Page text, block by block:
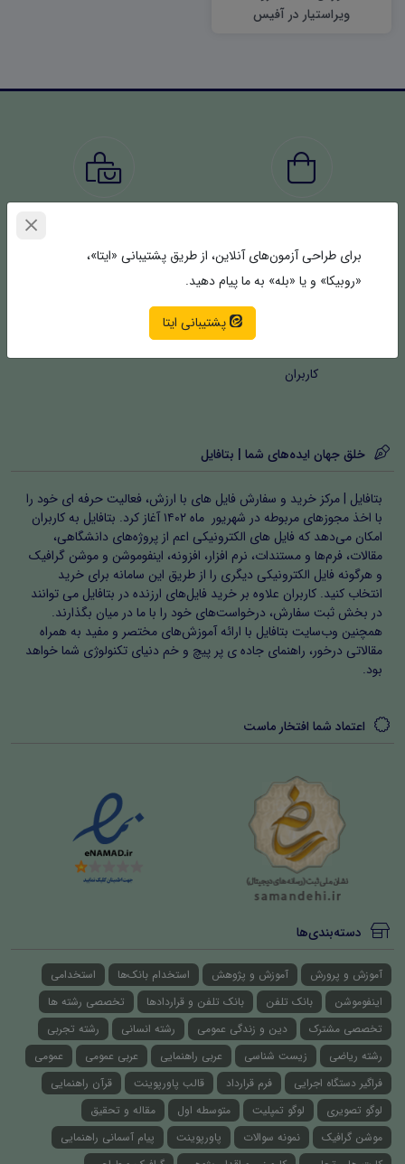
ویراستیار در آفیس
4371+
کاربران
خلق جهان ایده‌های شما | بتافایل
بتافایل | مرکز خرید و سفارش فایل های با ارزش، فعالیت حرفه ای خود را
با اخذ مجوزهای مربوطه در شهریور ماه ۱۴۰۲ آغاز کرد. بتافایل به کاربران
امکان می‌دهد که فایل های الکترونیکی اعم از پروژه‌های دانشگاهی،
مقالات، فرم‌ها و مستندات، نرم افزار، افزونه، اینفوموشن و موشن گرافیک
و هرگونه فایل الکترونیکی دیگری را از طریق این سامانه برای خرید
انتخاب کنید. کاربران علاوه بر خرید فایل‌های ارزنده در بتافایل می توانند
در بخش ثبت سفارش، درخواست‌های خود را با ما در میان بگذارند.
همچنین وب‌سایت بتافایل با ارائه آموزش‌های مختصر و مفید به همراه
مقالاتی درخور، راهنمای جاده ی پر پیچ و خم دنیای تکنولوژی شما خواهد
بود.
اعتماد شما افتخار ماست
دسته‌بندی‌ها
آموزش و پرورش آموزش و پژوهش استخدام بانک‌ها
استخدامی
اینفوموشن
بانک تلفن بانک تلفن و قراردادها
تخصصی رشته ها
تخصصی مشترک
دین و زندگی عمومی رشته انسانی
رشته تجربی
رشته ریاضی
زیست شناسی عربی راهنمایی عربی عمومی
عمومی
فراگیر دستگاه اجرایی
فرم قرارداد قالب پاورپوینت
قرآن راهنمایی
لوگو تصویری
لوگو تمپلیت متوسطه اول
مقاله و تحقیق
موشن گرافیک
نمونه سوالات پاورپوینت
پیام آسمانی راهنمایی
برای طراحی آزمون‌های آنلاین، از طریق پشتیبانی «ایتا»،
«روبیکا» و یا «بله» به ما پیام دهید.
پشتیبانی ایتا